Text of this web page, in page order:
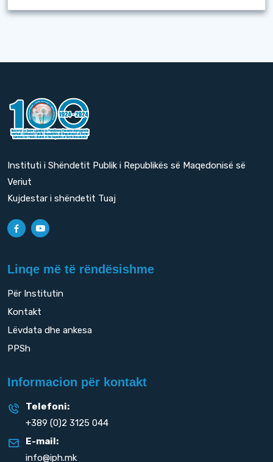
Instituti i Shëndetit Publik i Republikës së Maqedonisë së
Veriut
Kujdestar i shëndetit Tuaj
Linqe më të rëndësishme
Për Institutin
Kontakt
Lëvdata dhe ankesa
PPSh
Informacion për kontakt
Telefoni:
+389 (0)2 3125 044
E-mail:
info@iph.mk